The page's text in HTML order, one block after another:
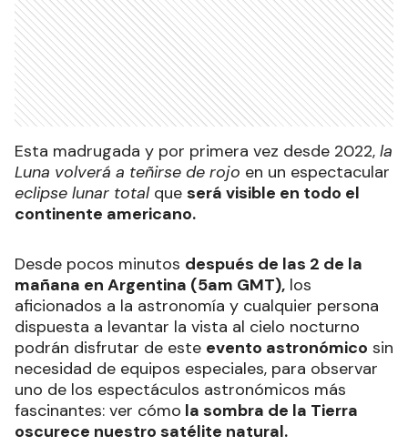
Esta madrugada y por primera vez desde 2022, la
Luna volverá a teñirse de rojo en un espectacular
eclipse lunar totalque será visible en todo el
continente americano.
Desde pocos minutos después de las 2 de la
mañana en Argentina (5am GMT), los
aficionados a la astronomía y cualquier persona
dispuesta a levantar la vista al cielo nocturno
podrán disfrutar de este evento astronómico sin
necesidad de equipos especiales, para observar
uno de los espectáculos astronómicos más
fascinantes: ver cómo la sombra de la Tierra
oscurece nuestro satélite natural.